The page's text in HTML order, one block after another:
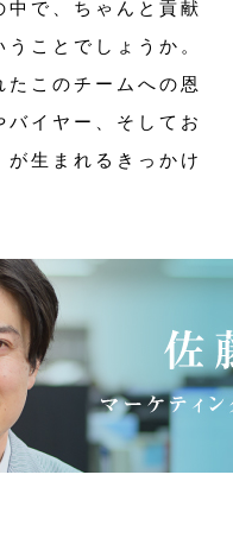
中で、ちゃんと貢献
ことでしょうか。
このチームへの恩
イヤー、そしてお
生まれるきっかけ